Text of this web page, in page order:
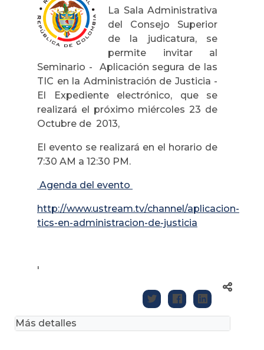
La Sala Administrativa
del Consejo Superior
de la judicatura, se
permite invitar al
Seminario - Aplicación segura de las
TIC en la Administración de Justicia -
El Expediente electrónico, que se
realizará el próximo miércoles 23 de
Octubre de 2013,
El evento se realizará en el horario de
7:30 AM a 12:30 PM.
Agenda del evento
http://www.ustream.tv/channel/aplicacion-
tics-en-administracion-de-justicia
'
Más detalles